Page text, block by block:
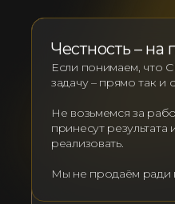
Честность – на
Если понимаем, что
задачу – прямо так и
Не возьмемся за
принесут
реализовать.
Мы не продаём ради